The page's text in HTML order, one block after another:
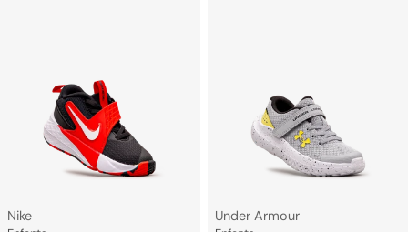
Fournisseur:
Nike Fournisseur:
Under Armour